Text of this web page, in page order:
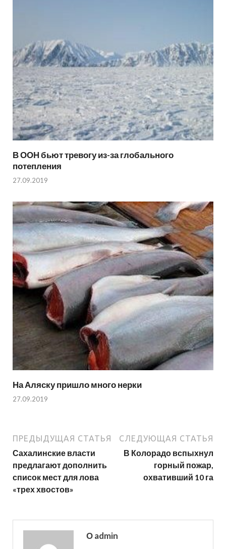
В ООН бьют тревогу из-за глобального
потепления
27.09.2019
На Аляску пришло много нерки
27.09.2019
ПРЕДЫДУЩАЯ СТАТЬЯ
Сахалинские власти
предлагают дополнить
список мест для лова
«трех хвостов»
СЛЕДУЮЩАЯ СТАТЬЯ
В Колорадо вспыхнул
горный пожар,
охвативший 10 га
О admin